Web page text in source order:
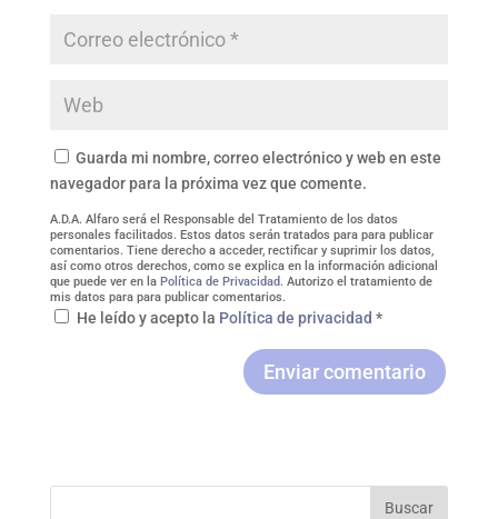
Guarda mi nombre, correo electrónico y web en este
navegador para la próxima vez que comente.
A.D.A. Alfaro será el Responsable del Tratamiento de los datos
personales facilitados. Estos datos serán tratados para para publicar
comentarios. Tiene derecho a acceder, rectificar y suprimir los datos,
así como otros derechos, como se explica en la información adicional
que puede ver en la Política de Privacidad. Autorizo el tratamiento de
mis datos para para publicar comentarios.
He leído y acepto la Política de privacidad *
Enviar comentario
Buscar